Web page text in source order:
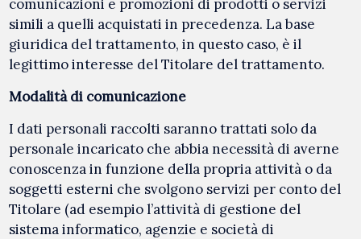
comunicazioni e promozioni di prodotti o servizi
simili a quelli acquistati in precedenza. La base
giuridica del trattamento, in questo caso, è il
legittimo interesse del Titolare del trattamento.
Modalità di comunicazione
I dati personali raccolti saranno trattati solo da
personale incaricato che abbia necessità di averne
conoscenza in funzione della propria attività o da
soggetti esterni che svolgono servizi per conto del
Titolare (ad esempio l’attività di gestione del
sistema informatico, agenzie e società di